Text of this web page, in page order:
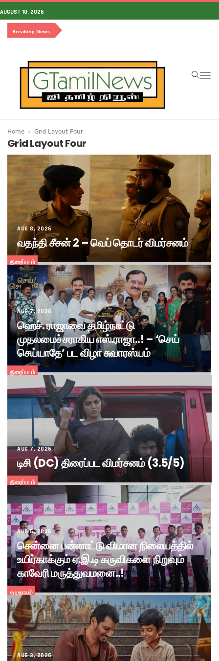
AUGUST 10, 2026
Breaking News
Home Grid Layout Four
Grid Layout Four
திரைப்படம்
AUG 8, 2026
வதந்தி சீசன் 2 – வெப் தொடர் விமர்சனம்
திரைப்படம்
AUG 7, 2026
ஹெச். ராஜாவை தமிழ்நாட்டு
முதலமைச்சராகிய எஸ்.ராஜா..! – ‘செய்
செய்யாதே’ பட விழா சுவாரஸ்யம்
திரைப்படம்
AUG 7, 2026
டிசி (DC) திரைப்பட விமர்சனம் (3.5/5)
சமுதாயம்
AUG 5, 2026
சென்னை பன்னாட்டு விமான நிலையத்தில்
உயிர்காக்கும் ஏ.இ.டி கருவிகளை நிறுவும்
காவேரி மருத்துவமனை..!
AUG 3, 2026